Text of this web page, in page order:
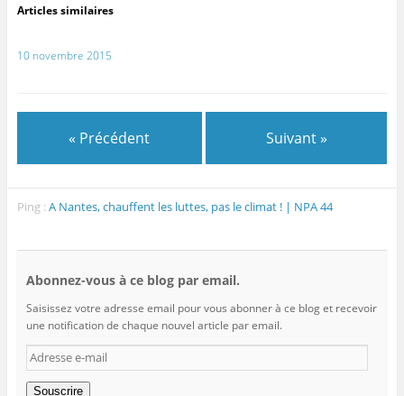
Articles similaires
10 novembre 2015
« Précédent Suivant »
Ping :A Nantes, chauffent les luttes, pas le climat ! | NPA 44
Abonnez-vous à ce blog par email.
Saisissez votre adresse email pour vous abonner à ce blog et recevoir
une notification de chaque nouvel article par email.
Adresse
e-
mail
Souscrire